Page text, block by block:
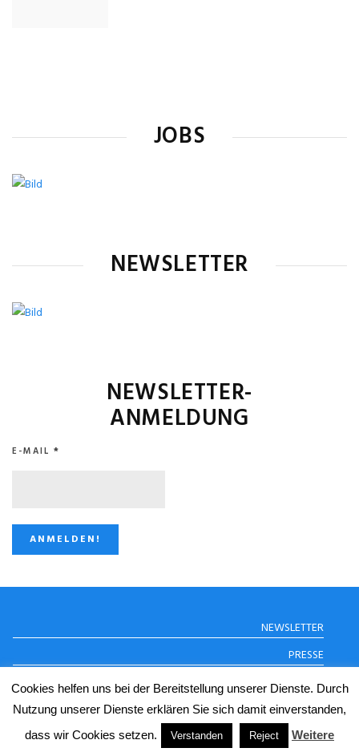
JOBS
NEWSLETTER
NEWSLETTER-
ANMELDUNG
E-MAIL *
STUGGI.TV AUF
INSTAGRAM
NEWSLETTER
PRESSE
DATENSCHUTZERKLÄRUNG
IMPRESSUM
Cookies helfen uns bei der Bereitstellung unserer Dienste. Durch
Nutzung unserer Dienste erklären Sie sich damit einverstanden,
dass wir Cookies setzen.
Verstanden Reject Weitere